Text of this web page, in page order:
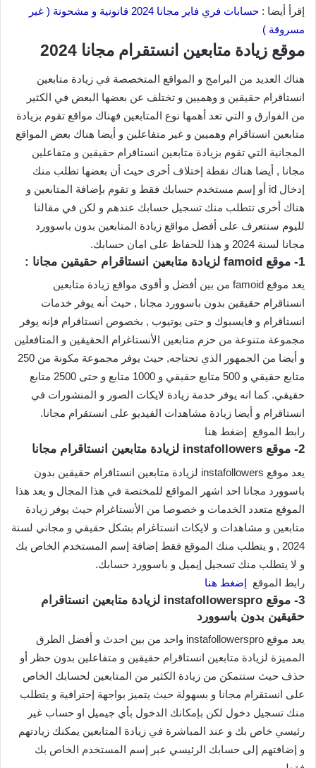
إقرأ أيضا :
حسابات فري فاير مجانا 2024 قانونية و مشحونة ( غير
مسروقة )
موقع زيادة متابعين انستقرام مجانا 2024
هناك العديد من البرامج و المواقع المتخصصة في زيادة متابعين
انستاقرام حقيقين و وهميين و تختلف عن بعضها البعض في الكثير
من الفوارق و التي تعد أهمها نوع المتابعين فهناك مواقع تقوم بزيادة
متابعين انستاقرام وهميين و غير متفاعلين و أيضا هناك بعض المواقع
المجانية التي تقوم بزيادة متابعين انستاقرام حقيقين و متفاعلين
مجانا , أيضا هناك نقطة إختلاف أخرى حيث أن بعضها تطلب منك
إدخال id أو إسم مستخدم حسابك فقط و تقوم بإضافة المتابعين و
هناك أخرى تتطلب منك تسجيل حسابك عندهم و لكن في مقالنا
لليوم سنتعرف على أفضل مواقع زيادة المتابعين بدون باسوورد
مجانا لسنة 2024 و هذا للحفاظ على امان حسابك.
1- موقع famoid لزيادة متابعين انستاقرام حقيقين مجانا :
يعد موقع famoid من بين أفضل و أقوى مواقع زيادة متابعين
انستاقرام حقيقين بدون باسوورد مجانا , حيث أنه يوفر خدمات
انستاقرام و فايسبوك و حتى يوتيوب , بخصوص انستاقرام فإنه يوفر
مجموعة متنوعة من حزم متابعين الأنستاغرام الحقيقين و المتافعلين
و أيضا من الجمهور الذي تحتاجه, حيث يوفر مجموعة مكونة من 250
متابع حقيقي و 500 متابع حقيقي و 1000 متابع و حتى 2500 متابع
حقيقي. كما انه يوفر خدمة زيادة لايكات الصور و المنشورات في
انستاقرام و أيضا زيادة مشاهدات الفيديو على انستقرام مجانا.
رابط الموقع إضغط هنا
2- موقع instafollowers لزيادة متابعين انستاقرام مجانا
يعد موقع instafollowers لزيادة متابعين انستاقرام حقيقين بدون
باسوورد مجانا احد اشهر المواقع للمختصة في هذا المجال و يعد هذا
الموقع متعدد الخدمات و خصوصا من الأنستاغرام حيث يوفر زيادة
متابعين و مشاهدات و لايكات انستاغرام بشكل حقيقي و مجاني لسنة
2024 , و يتطلب منك الموقع فقط إضافة إسم المستخدم الخاص بك
و لا يتطلب منك تسجيل إيميل و باسوورد حسابك.
رابط الموقع إضغط هنا
3- موقع instafollowerspro لزيادة متابعين انستاقرام
حقيقين بدون باسوورد
يعد موقع instafollowerspro واحد من بين احدث و أفضل الطرق
المميزة لزيادة متابعين انستاقرام حقيقين و متفاعلين بدون حظر أو
حذف حيث ستتمكن من زيادة الكثير من المتابعين لحسابك الخاص
على انستقرام مجانا و بسهولة حيث يتميز بواجهة إحترافية و يتطلب
منك تسجيل دخول لكن بإمكانك الدخول بأي جيميل او حساب غير
رئيسي خاص بك و عند المباشرة في زيادة المتابعين يمكنك زيادتهم
و إضافتهم إلى حسابك الرئيسي عبر إسم المستخدم الخاص بك